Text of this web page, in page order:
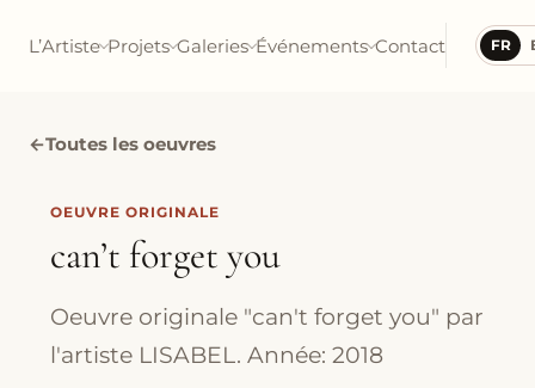
L’Artiste Projets Galeries Événements Contact FR
←Toutes les oeuvres
OEUVRE ORIGINALE
can’t forget you
Oeuvre originale "can't forget you" par
l'artiste LISABEL. Année: 2018